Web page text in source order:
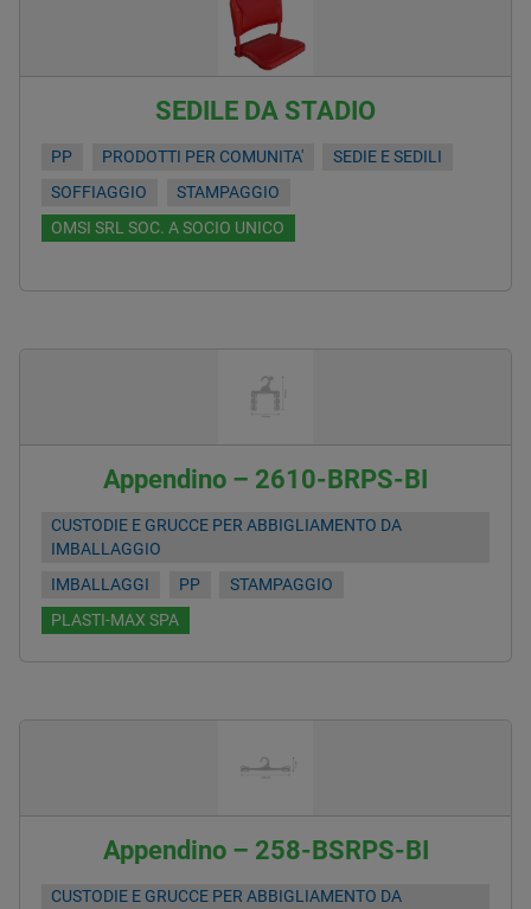
SEDILE DA STADIO
PP PRODOTTI PER COMUNITA'
SEDIE E SEDILI
SOFFIAGGIO
STAMPAGGIO
OMSI SRL SOC. A SOCIO UNICO
Appendino – 2610-BRPS-BI
CUSTODIE E GRUCCE PER ABBIGLIAMENTO DA
IMBALLAGGIO
IMBALLAGGI
PP
STAMPAGGIO
PLASTI-MAX SPA
Appendino – 258-BSRPS-BI
CUSTODIE E GRUCCE PER ABBIGLIAMENTO DA